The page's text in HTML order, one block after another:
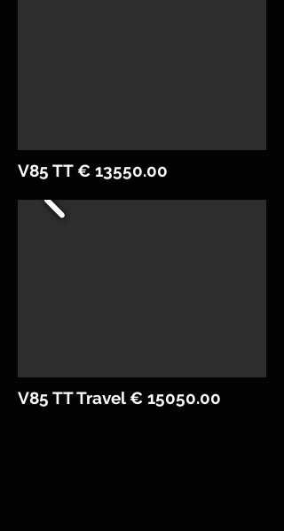
V85 TT € 13550.00
V85 TT Travel € 15050.00